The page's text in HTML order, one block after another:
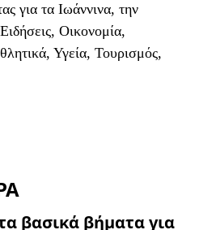
για τα Ιωάννινα, την
Οικονομία,
Υγεία, Τουρισμός,
βασικά βήματα για